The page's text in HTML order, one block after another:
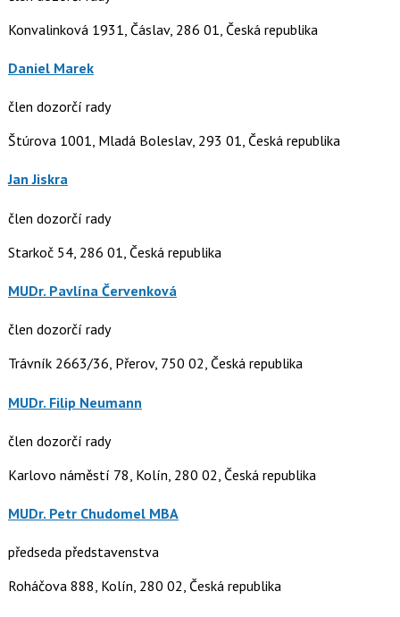
Konvalinková 1931, Čáslav, 286 01, Česká republika
Daniel Marek
člen dozorčí rady
Štúrova 1001, Mladá Boleslav, 293 01, Česká republika
Jan Jiskra
člen dozorčí rady
Starkoč 54, 286 01, Česká republika
MUDr. Pavlína Červenková
člen dozorčí rady
Trávník 2663/36, Přerov, 750 02, Česká republika
MUDr. Filip Neumann
člen dozorčí rady
Karlovo náměstí 78, Kolín, 280 02, Česká republika
MUDr. Petr Chudomel MBA
předseda představenstva
Roháčova 888, Kolín, 280 02, Česká republika